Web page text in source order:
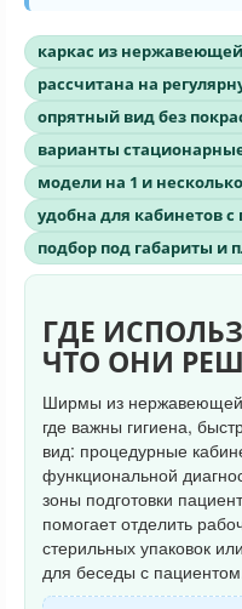
каркас из
рассчитана на
опрятный вид без
варианты
модели на 1 и
удобна для кабинетов
подбор под габариты и
ГДЕ
ЧТО ОНИ
Ширмы из нержавеющей
где важны гигиена,
вид: процедурные
функциональной
зоны подготовки
помогает отделить
стерильных упаковок
для беседы с